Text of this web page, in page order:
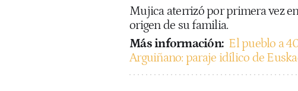
Mujica aterrizó por primera vez
origen de su familia.
Más información: El pueblo a
Arguiñano: paraje idílico de